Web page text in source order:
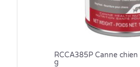
RCCA385P Canne
g